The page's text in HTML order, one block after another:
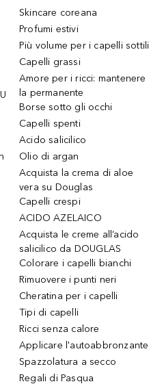
Skincare coreana
Profumi estivi
Più volume per i capelli sottili
Capelli grassi
Amore per i ricci: mantenere
la permanente
Borse sotto gli occhi
Capelli spenti
Acido salicilico
Olio di argan
Acquista la crema di aloe
vera su Douglas
Capelli crespi
ACIDO AZELAICO
Acquista le creme all’acido
salicilico da DOUGLAS
Colorare i capelli bianchi
Rimuovere i punti neri
Cheratina per i capelli
Tipi di capelli
Ricci senza calore
Applicare l'autoabbronzante
Spazzolatura a secco
Regali di Pasqua